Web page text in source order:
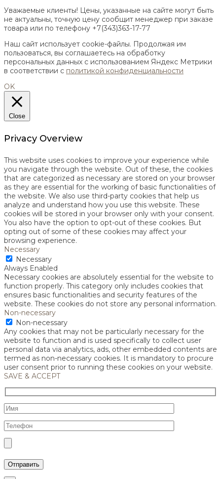
Уважаемые клиенты! Цены, указанные на сайте могут быть
не актуальны, точную цену сообщит менеджер при заказе
товара или по телефону +7(343)363-17-77
Наш сайт использует cookie-файлы. Продолжая им
пользоваться, вы соглашаетесь на обработку
персональных данных с использованием Яндекс Метрики
в соответствии с политикой конфиденциальности
OK
Close
Privacy Overview
This website uses cookies to improve your experience while
you navigate through the website. Out of these, the cookies
that are categorized as necessary are stored on your browser
as they are essential for the working of basic functionalities of
the website. We also use third-party cookies that help us
analyze and understand how you use this website. These
cookies will be stored in your browser only with your consent.
You also have the option to opt-out of these cookies. But
opting out of some of these cookies may affect your
browsing experience.
Necessary
Necessary
Always Enabled
Necessary cookies are absolutely essential for the website to
function properly. This category only includes cookies that
ensures basic functionalities and security features of the
website. These cookies do not store any personal information.
Non-necessary
Non-necessary
Any cookies that may not be particularly necessary for the
website to function and is used specifically to collect user
personal data via analytics, ads, other embedded contents are
termed as non-necessary cookies. It is mandatory to procure
user consent prior to running these cookies on your website.
SAVE & ACCEPT